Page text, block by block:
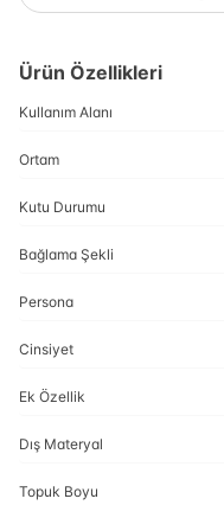
Ürün Özellikleri
Kullanım Alanı
Ortam
Kutu Durumu
Bağlama Şekli
Persona
Cinsiyet
Ek Özellik
Dış Materyal
Topuk Boyu